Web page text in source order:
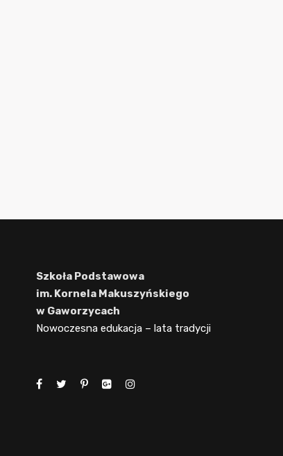
Szkoła Podstawowa
im. Kornela Makuszyńskiego
w Gaworzycach
Nowoczesna edukacja – lata tradycji